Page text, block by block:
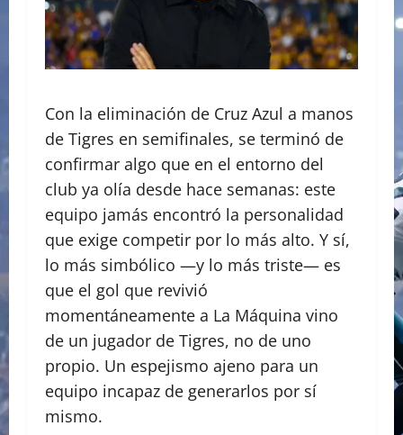
Con la eliminación de Cruz Azul a manos
de Tigres en semifinales, se terminó de
confirmar algo que en el entorno del
club ya olía desde hace semanas: este
equipo jamás encontró la personalidad
que exige competir por lo más alto. Y sí,
lo más simbólico —y lo más triste— es
que el gol que revivió
momentáneamente a La Máquina vino
de un jugador de Tigres, no de uno
propio. Un espejismo ajeno para un
equipo incapaz de generarlos por sí
mismo.